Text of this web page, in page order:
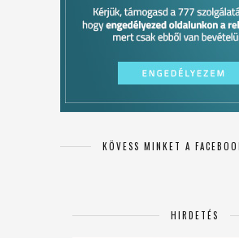
KÖVESS MINKET A
HIRDETÉS